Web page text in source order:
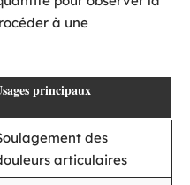
à une
principaux
des
articulaires